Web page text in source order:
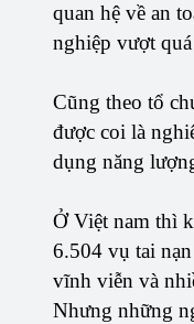
quan hệ về an
nghiệp vượt
Cũng theo tổ
được coi là
dụng năng
Ở Việt nam thì
6.504 vụ tai
vĩnh viễn và
Nhưng những